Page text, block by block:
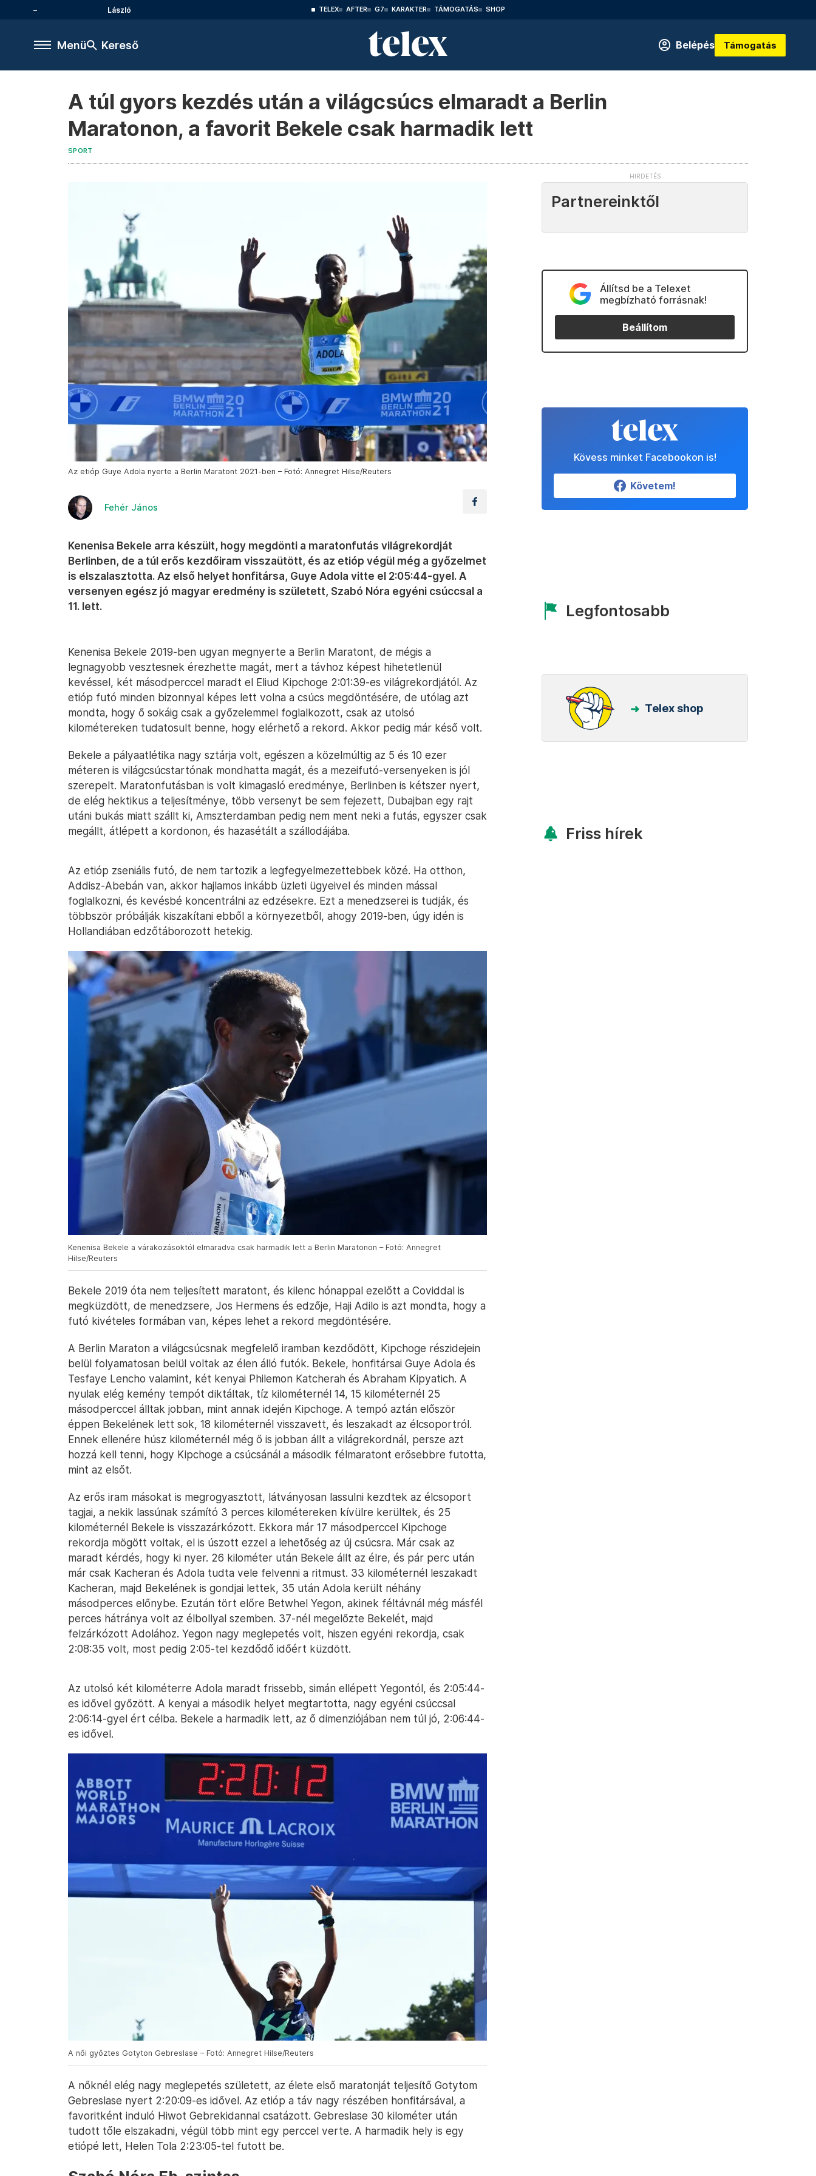
László TELEX AFTER G7 KARAKTER TÁMOGATÁS SHOP
Menü Kereső Belépés Támogatás
A túl gyors kezdés után a világcsúcs elmaradt a Berlin
Maratonon, a favorit Bekele csak harmadik lett
SPORT
Az etióp Guye Adola nyerte a Berlin Maratont 2021-ben – Fotó: Annegret Hilse/Reuters
Fehér János
Kenenisa Bekele arra készült, hogy megdönti a maratonfutás világrekordját
Berlinben, de a túl erős kezdőiram visszaütött, és az etióp végül még a győzelmet
is elszalasztotta. Az első helyet honfitársa, Guye Adola vitte el 2:05:44-gyel. A
versenyen egész jó magyar eredmény is született, Szabó Nóra egyéni csúccsal a
11. lett.
Kenenisa Bekele 2019-ben ugyan megnyerte a Berlin Maratont, de mégis a
legnagyobb vesztesnek érezhette magát, mert a távhoz képest hihetetlenül
kevéssel, két másodperccel maradt el Eliud Kipchoge 2:01:39-es világrekordjától. Az
etióp futó minden bizonnyal képes lett volna a csúcs megdöntésére, de utólag azt
mondta, hogy ő sokáig csak a győzelemmel foglalkozott, csak az utolsó
kilométereken tudatosult benne, hogy elérhető a rekord. Akkor pedig már késő volt.
Bekele a pályaatlétika nagy sztárja volt, egészen a közelmúltig az 5 és 10 ezer
méteren is világcsúcstartónak mondhatta magát, és a mezeifutó-versenyeken is jól
szerepelt. Maratonfutásban is volt kimagasló eredménye, Berlinben is kétszer nyert,
de elég hektikus a teljesítménye, több versenyt be sem fejezett, Dubajban egy rajt
utáni bukás miatt szállt ki, Amszterdamban pedig nem ment neki a futás, egyszer csak
megállt, átlépett a kordonon, és hazasétált a szállodájába.
Az etióp zseniális futó, de nem tartozik a legfegyelmezettebbek közé. Ha otthon,
Addisz-Abebán van, akkor hajlamos inkább üzleti ügyeivel és minden mással
foglalkozni, és kevésbé koncentrálni az edzésekre. Ezt a menedzserei is tudják, és
többször próbálják kiszakítani ebből a környezetből, ahogy 2019-ben, úgy idén is
Hollandiában edzőtáborozott hetekig.
Kenenisa Bekele a várakozásoktól elmaradva csak harmadik lett a Berlin Maratonon – Fotó: Annegret
Hilse/Reuters
Bekele 2019 óta nem teljesített maratont, és kilenc hónappal ezelőtt a Coviddal is
megküzdött, de menedzsere, Jos Hermens és edzője, Haji Adilo is azt mondta, hogy a
futó kivételes formában van, képes lehet a rekord megdöntésére.
A Berlin Maraton a világcsúcsnak megfelelő iramban kezdődött, Kipchoge részidejein
belül folyamatosan belül voltak az élen álló futók. Bekele, honfitársai Guye Adola és
Tesfaye Lencho valamint, két kenyai Philemon Katcherah és Abraham Kipyatich. A
nyulak elég kemény tempót diktáltak, tíz kilométernél 14, 15 kilométernél 25
másodperccel álltak jobban, mint annak idején Kipchoge. A tempó aztán először
éppen Bekelének lett sok, 18 kilométernél visszavett, és leszakadt az élcsoportról.
Ennek ellenére húsz kilométernél még ő is jobban állt a világrekordnál, persze azt
hozzá kell tenni, hogy Kipchoge a csúcsánál a második félmaratont erősebbre futotta,
mint az elsőt.
Az erős iram másokat is megrogyasztott, látványosan lassulni kezdtek az élcsoport
tagjai, a nekik lassúnak számító 3 perces kilométereken kívülre kerültek, és 25
kilométernél Bekele is visszazárkózott. Ekkora már 17 másodperccel Kipchoge
rekordja mögött voltak, el is úszott ezzel a lehetőség az új csúcsra. Már csak az
maradt kérdés, hogy ki nyer. 26 kilométer után Bekele állt az élre, és pár perc után
már csak Kacheran és Adola tudta vele felvenni a ritmust. 33 kilométernél leszakadt
Kacheran, majd Bekelének is gondjai lettek, 35 után Adola került néhány
másodperces előnybe. Ezután tört előre Betwhel Yegon, akinek féltávnál még másfél
perces hátránya volt az élbollyal szemben. 37-nél megelőzte Bekelét, majd
felzárkózott Adolához. Yegon nagy meglepetés volt, hiszen egyéni rekordja, csak
2:08:35 volt, most pedig 2:05-tel kezdődő időért küzdött.
Az utolsó két kilométerre Adola maradt frissebb, simán ellépett Yegontól, és 2:05:44-
es idővel győzött. A kenyai a második helyet megtartotta, nagy egyéni csúccsal
2:06:14-gyel ért célba. Bekele a harmadik lett, az ő dimenziójában nem túl jó, 2:06:44-
es idővel.
A női győztes Gotyton Gebreslase – Fotó: Annegret Hilse/Reuters
A nőknél elég nagy meglepetés született, az élete első maratonját teljesítő Gotytom
Gebreslase nyert 2:20:09-es idővel. Az etióp a táv nagy részében honfitársával, a
favoritként induló Hiwot Gebrekidannal csatázott. Gebreslase 30 kilométer után
tudott tőle elszakadni, végül több mint egy perccel verte. A harmadik hely is egy
etiópé lett, Helen Tola 2:23:05-tel futott be.
Partnereinktől
Állítsd be a Telexet
megbízható forrásnak!
Beállítom
Kövess minket Facebookon is!
Követem!
Legfontosabb
Telex shop
Friss hírek